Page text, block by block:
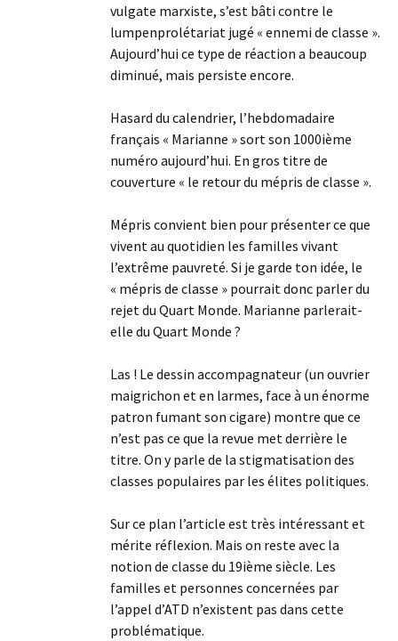
vulgate marxiste, s’est bâti contre le
lumpenprolétariat jugé « ennemi de classe ».
Aujourd’hui ce type de réaction a beaucoup
diminué, mais persiste encore.
Hasard du calendrier, l’hebdomadaire
français « Marianne » sort son 1000ième
numéro aujourd’hui. En gros titre de
couverture « le retour du mépris de classe ».
Mépris convient bien pour présenter ce que
vivent au quotidien les familles vivant
l’extrême pauvreté. Si je garde ton idée, le
« mépris de classe » pourrait donc parler du
rejet du Quart Monde. Marianne parlerait-
elle du Quart Monde ?
Las ! Le dessin accompagnateur (un ouvrier
maigrichon et en larmes, face à un énorme
patron fumant son cigare) montre que ce
n’est pas ce que la revue met derrière le
titre. On y parle de la stigmatisation des
classes populaires par les élites politiques.
Sur ce plan l’article est très intéressant et
mérite réflexion. Mais on reste avec la
notion de classe du 19ième siècle. Les
familles et personnes concernées par
l’appel d’ATD n’existent pas dans cette
problématique.